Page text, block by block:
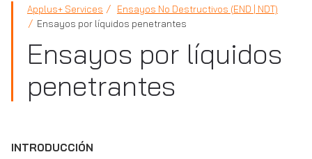
Applus+ Services
Ensayos No Destructivos (END | NDT)
Ensayos por líquidos penetrantes
Ensayos por líquidos
penetrantes
INTRODUCCIÓN